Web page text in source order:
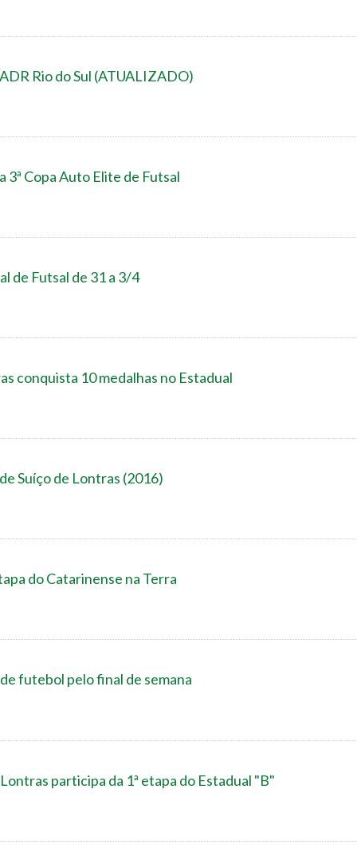
Rio do Sul (ATUALIZADO)
3ª Copa Auto Elite de Futsal
de Futsal de 31 a 3/4
conquista 10 medalhas no Estadual
Suíço de Lontras (2016)
do Catarinense na Terra
futebol pelo final de semana
participa da 1ª etapa do Estadual "B"